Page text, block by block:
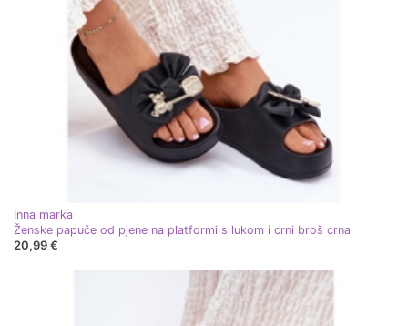
Inna marka
Ženske papuče od pjene na platformi s lukom i crni broš crna
20,99 €